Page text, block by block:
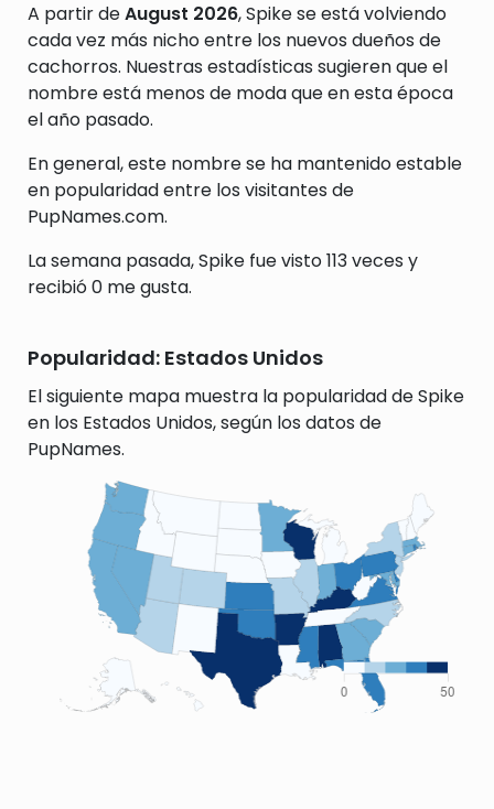
A partir deAugust 2026, Spike se está volviendo
cada vez más nicho entre los nuevos dueños de
cachorros. Nuestras estadísticas sugieren que el
nombre está menos de moda que en esta época
el año pasado.
En general, este nombre se ha mantenido estable
en popularidad entre los visitantes de
PupNames.com.
La semana pasada, Spike fue visto 113 veces y
recibió 0 me gusta.
Popularidad: Estados Unidos
El siguiente mapa muestra la popularidad de Spike
en los Estados Unidos, según los datos de
PupNames.